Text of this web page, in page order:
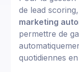
de lead
marketing
permettre de
quotidiennes